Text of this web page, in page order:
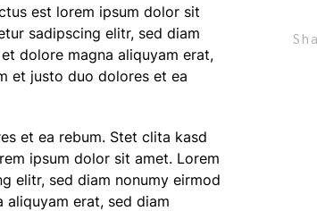
est lorem ipsum dolor sit
sadipscing elitr, sed diam
dolore magna aliquyam erat,
et justo duo dolores et ea
et ea rebum. Stet clita kasd
ipsum dolor sit amet. Lorem
elitr, sed diam nonumy eirmod
erat, sed diam